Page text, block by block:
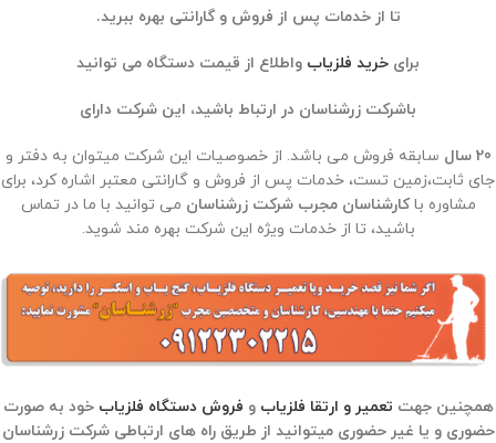
تا از خدمات پس از فروش و گارانتی بهره ببرید.
برای خرید فلزیاب واطلاع از قیمت دستگاه می توانید
باشرکت زرشناسان در ارتباط باشید، این شرکت دارای
20 سال
سابقه فروش می باشد. از خصوصیات این شرکت میتوان به دفتر و
جای ثابت،زمین تست، خدمات پس از فروش و گارانتی معتبر اشاره کرد، برای
مشاوره باکارشناسان مجرب شرکت زرشناسان می توانید با ما در تماس
باشید، تا از خدمات ویژه این شرکت بهره مند شوید.
همچنین جهت تعمیر و ارتقا فلزیاب و فروش دستگاه فلزیاب خود به صورت
حضوری و یا غیر حضوری میتوانید از طریق راه های ارتباطی شرکت زرشناسان